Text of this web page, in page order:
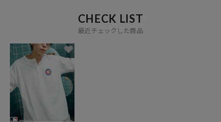
CHECK LIST
最近チェックした商品